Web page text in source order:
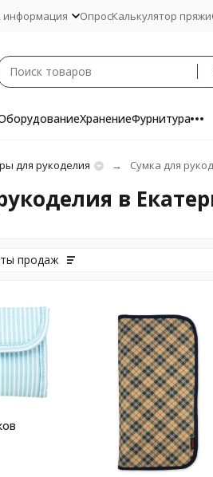
информация ОпросКалькулятор пряжи
ХранениеФурнитура
для рукоделия Сумка для
в
продаж